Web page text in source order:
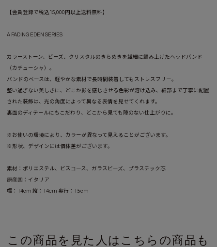
【会員登録で税込15,000円以上送料無料】
A FADING EDEN SERIES
カラーストーン、ビーズ、クリスタルのきらめきを繊細に編み上げたヘッドバンド
（カチューシャ）。
バンドのベースは、軽やかな素材で長時間装着してもストレスフリー。
整い過ぎない美しさに、どこか影を感じさせる色彩が溶け込み、細部まで丁寧に配置
された装飾は、光の角度によって異なる表情を見せてくれます。
裏面のディテールにもこだわり、どこから見ても隙のない仕上がりに。
※お使いの環境により、カラーが異なって見えることがございます。
※形状、デザインには個体差がございます。
素材：ポリエステル、ビスコース、ガラスビーズ、プラスチック芯
原産国：イタリア
幅：14cm 縦：14cm 奥行：1.5cm
この商品を見た人はこちらの商品も